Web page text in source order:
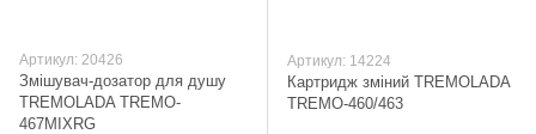
Артикул: 20426
Змішувач-дозатор для душу
TREMOLADA ТREMO-
467MIXRG
Артикул: 14224
Картридж зміний TREMOLADA
ТREMO-460/463